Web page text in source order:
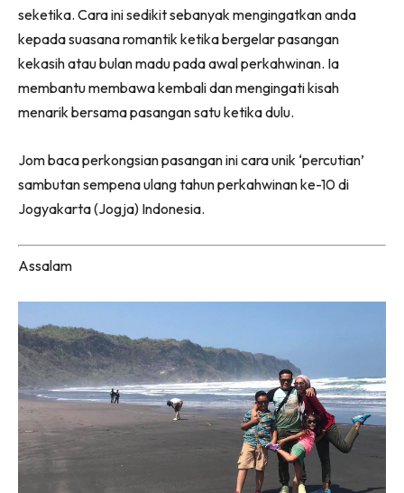
seketika. Cara ini sedikit sebanyak mengingatkan anda
kepada suasana romantik ketika bergelar pasangan
kekasih atau bulan madu pada awal perkahwinan. Ia
membantu membawa kembali dan mengingati kisah
menarik bersama pasangan satu ketika dulu.
Jom baca perkongsian pasangan ini cara unik ‘percutian’
sambutan sempena ulang tahun perkahwinan ke-10 di
Jogyakarta (Jogja) Indonesia.
Assalam